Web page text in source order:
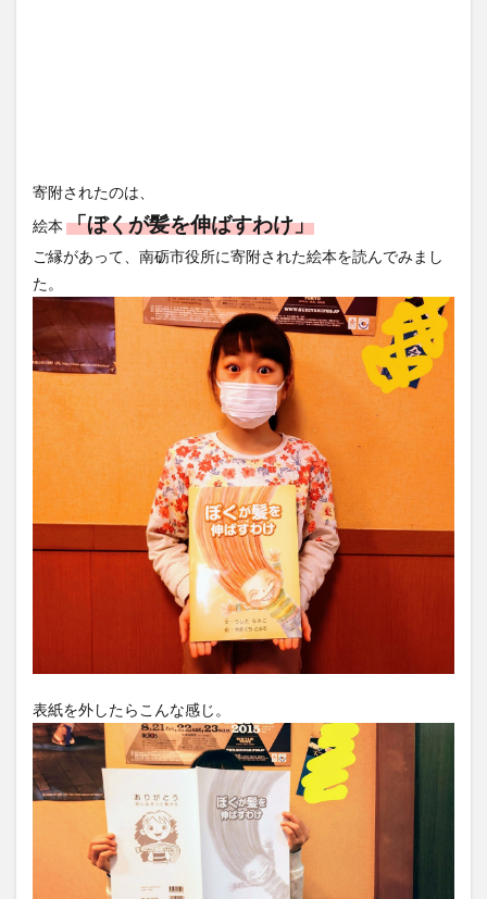
寄附されたのは、
絵本 「ぼくが髪を伸ばすわけ」
ご縁があって、南砺市役所に寄附された絵本を読んでみまし
た。
表紙を外したらこんな感じ。